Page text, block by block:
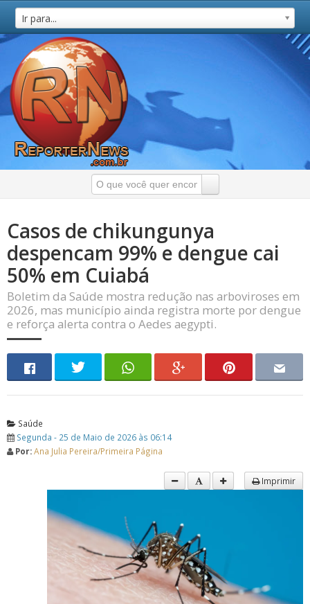
Ir para...
Casos de chikungunya
despencam 99% e dengue cai
50% em Cuiabá
Boletim da Saúde mostra redução nas arboviroses em
2026, mas município ainda registra morte por dengue
e reforça alerta contra o Aedes aegypti.
Saúde
Segunda - 25 de Maio de 2026 às 06:14
Por:Ana Julia Pereira/Primeira Página
Imprimir